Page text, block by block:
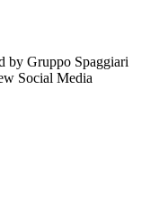
by Gruppo Spaggiari
Social Media